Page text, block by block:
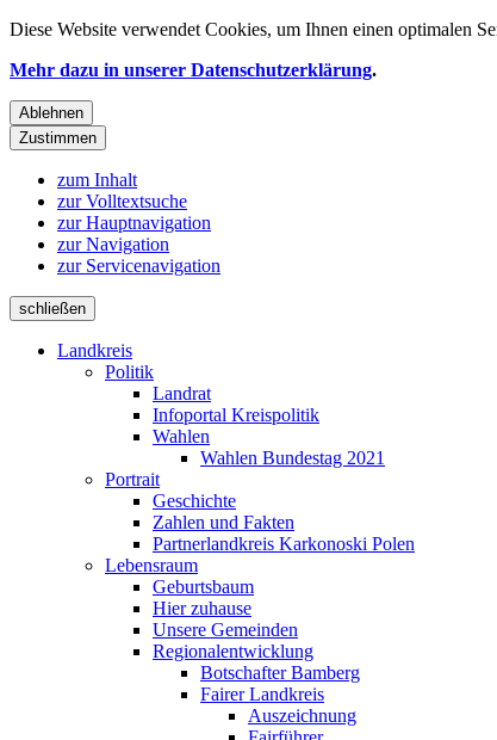
Diese Website verwendet Cookies, um Ihnen einen optimalen
Mehr dazu in unserer Datenschutzerklärung.
Ablehnen
Zustimmen
zum Inhalt
zur Volltextsuche
zur Hauptnavigation
zur Navigation
zur Servicenavigation
schließen
Landkreis
Politik
Landrat
Infoportal Kreispolitik
Wahlen
Wahlen Bundestag 2021
Portrait
Geschichte
Zahlen und Fakten
Partnerlandkreis Karkonoski Polen
Lebensraum
Geburtsbaum
Hier zuhause
Unsere Gemeinden
Regionalentwicklung
Botschafter Bamberg
Fairer Landkreis
Auszeichnung